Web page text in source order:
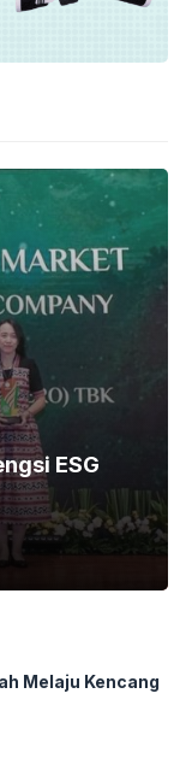
ESG
Melaju Kencang